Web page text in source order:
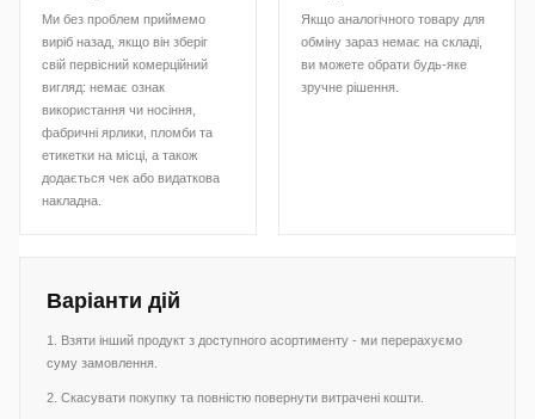
Ми без проблем приймемо
виріб назад, якщо він зберіг
свій первісний комерційний
вигляд: немає ознак
використання чи носіння,
фабричні ярлики, пломби та
етикетки на місці, а також
додається чек або видаткова
накладна.
Якщо аналогічного товару для
обміну зараз немає на складі,
ви можете обрати будь-яке
зручне рішення.
Варіанти дій
1. Взяти інший продукт з доступного асортименту - ми перерахуємо
суму замовлення.
2. Скасувати покупку та повністю повернути витрачені кошти.